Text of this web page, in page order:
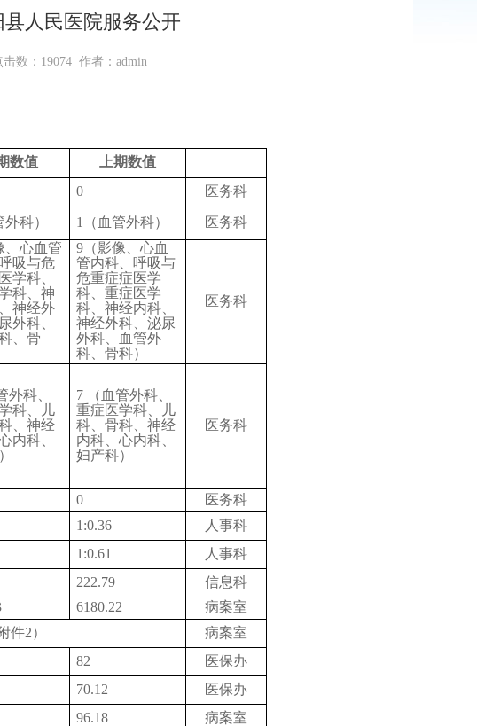
人民医院服务公开
数：19074 作者：admin
数值 上期数值
0 医务科
科） 1（血管外科） 医务科
、心血管
吸与危
学科、
科、 神
神经外
外科
、 骨
9 （影像、心血
管内科、呼吸与
危重症症医学
科、重症医学
科、 神经内科、
神经外科、泌尿
外科
血管外
科、 骨科）
医务科
外科、
科、儿
、神经
内科、
7 （血管外科、
重症医学科、儿
科、骨科、神经
内科、心内科、
妇产科）
医务科
0
医务科
1:0.36
人事科
1:0.61 人事科
222.79
信息科
6180.22
病案室
件2）
病案室
82
医保办
70.12 医保办
96.18
病案室